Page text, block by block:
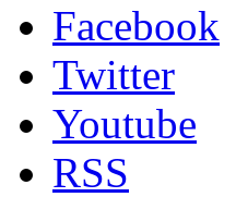
Facebook
Twitter
Youtube
RSS